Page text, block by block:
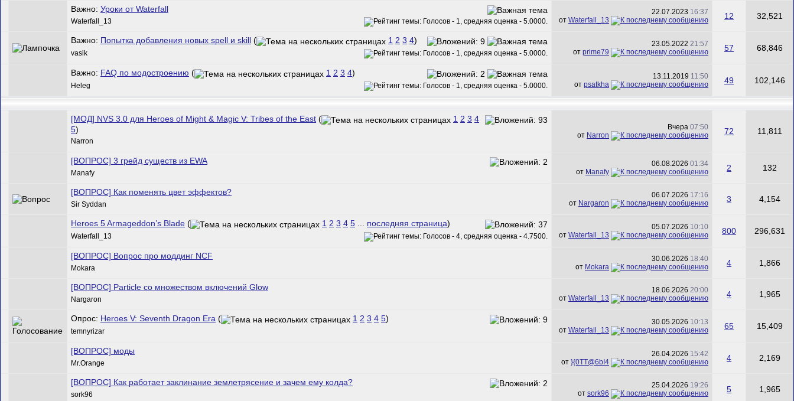
Важно: Уроки от Waterfall
Waterfall_13
22.07.2023 16:37
от Waterfall_13 12 32,521
Важно: Попытка добавления новых spell и skill ( 1 2 3 4)
vasik
23.05.2022 21:57
от prime79 57 68,846
Важно: FAQ по модостроению ( 1 2 3 4)
Heleg
13.11.2019 11:50
от psatkha 49 102,146
[МОД] NVS 3.0 для Heroes of Might & Magic V: Tribes of the East ( 1 2 3 4
5)
Narron
Вчера 07:50
от Narron 72 11,811
[ВОПРОС] 3 грейд существ из EWA
Manafy
06.08.2026 01:34
от Manafy 2 132
[ВОПРОС] Как поменять цвет эффектов?
Sir Syddan
06.07.2026 17:16
от Nargaron 3 4,154
Heroes 5 Armageddon’s Blade ( 1 2 3 4 5 ... последняя страница)
Waterfall_13
05.07.2026 10:10
от Waterfall_13 800 296,631
[ВОПРОС] Вопрос про моддинг NCF
Mokara
30.06.2026 18:40
от Mokara 4 1,866
[ВОПРОС] Particle со множеством включений Glow
Nargaron
18.06.2026 20:00
от Waterfall_13 4 1,965
Опрос: Heroes V: Seventh Dragon Era ( 1 2 3 4 5)
temnyrizar
30.05.2026 10:13
от Waterfall_13 65 15,409
[ВОПРОС] моды
Mr.Orange
26.04.2026 15:42
от }{0TT@6bI4 4 2,169
[ВОПРОС] Как работает заклинание землетрясение и зачем ему колда?
sork96
25.04.2026 19:26
от sork96 5 1,965